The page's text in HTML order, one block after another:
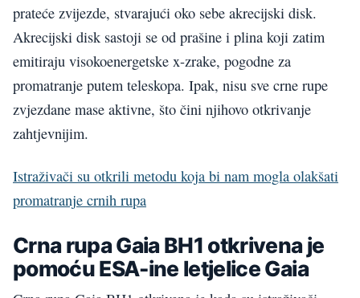
prateće zvijezde, stvarajući oko sebe akrecijski disk.
Akrecijski disk sastoji se od prašine i plina koji zatim
emitiraju visokoenergetske x-zrake, pogodne za
promatranje putem teleskopa. Ipak, nisu sve crne rupe
zvjezdane mase aktivne, što čini njihovo otkrivanje
zahtjevnijim.
Istraživači su otkrili metodu koja bi nam mogla olakšati
promatranje crnih rupa
Crna rupa Gaia BH1 otkrivena je
pomoću ESA-ine letjelice Gaia